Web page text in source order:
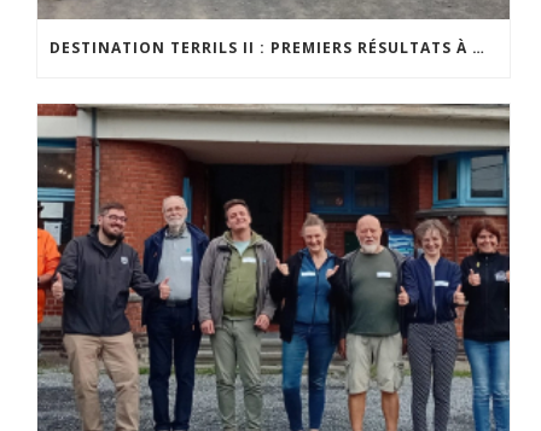
DESTINATION TERRILS II : PREMIERS RÉSULTATS À MI-PARCOURS